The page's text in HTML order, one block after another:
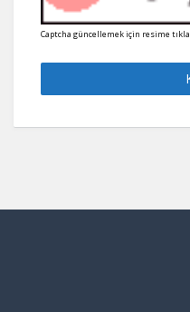
Captcha güncellemek için resime tıkla